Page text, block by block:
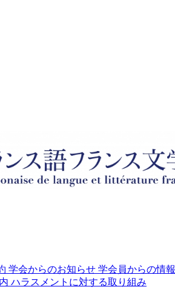
学会からのお知らせ 学会員からの情報
ハラスメントに対する取り組み